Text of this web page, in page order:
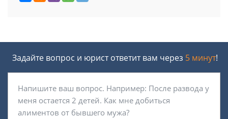
Задайте вопрос и юрист ответит вам через 5 минут!